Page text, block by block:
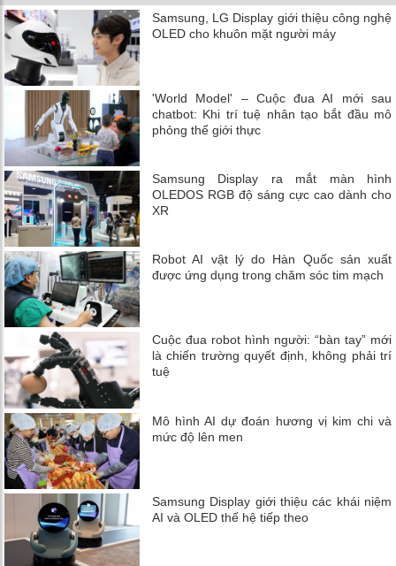
Samsung, LG Display giới thiệu công nghệ
OLED cho khuôn mặt người máy
'World Model' – Cuộc đua AI mới sau
chatbot: Khi trí tuệ nhân tạo bắt đầu mô
phỏng thế giới thực
Samsung Display ra mắt màn hình
OLEDOS RGB độ sáng cực cao dành cho
XR
Robot AI vật lý do Hàn Quốc sản xuất
được ứng dụng trong chăm sóc tim mạch
Cuộc đua robot hình người: “bàn tay” mới
là chiến trường quyết định, không phải trí
tuệ
Mô hình AI dự đoán hương vị kim chi và
mức độ lên men
Samsung Display giới thiệu các khái niệm
AI và OLED thế hệ tiếp theo